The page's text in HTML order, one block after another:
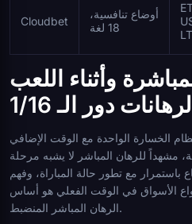
Cloudbet
أوضاع تنافسية،
18 لغة
وأثناء اللعب
لرهانات دور الـ 1/16
دور الـ 1/16، بنظام الخسارة الواحدة مع الوقت الإضافي
مشهداً للرهان المباشر لا يشبه مرحلة
باستمرار مع تطور حالة المباراة، وفهم
الأسواق في الوقت الفعلي هو أساس
الرهان المباشر المنضبط.